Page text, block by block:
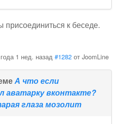
присоединиться к беседе.
1 нед. назад #1282 отJoomLine
А что если
аватарку вконтакте?
глаза мозолит